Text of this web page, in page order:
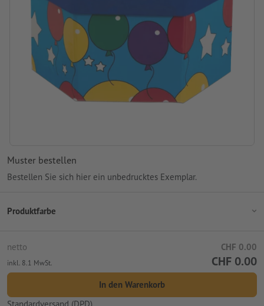
Muster bestellen
Bestellen Sie sich hier ein unbedrucktes Exemplar.
Produktfarbe
netto CHF 0.00
inkl. 8.1 MwSt. CHF 0.00
In den Warenkorb